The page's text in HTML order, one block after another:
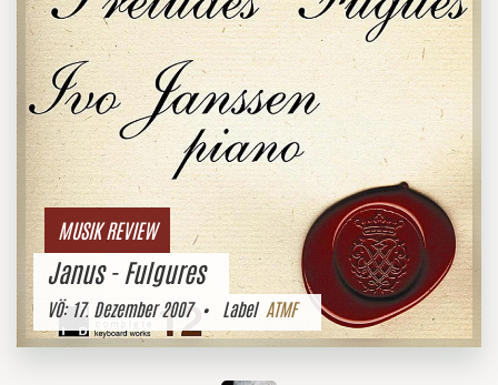
MUSIK REVIEW
Janus - Fulgures
VÖ:17. Dezember 2007• Label ATMF